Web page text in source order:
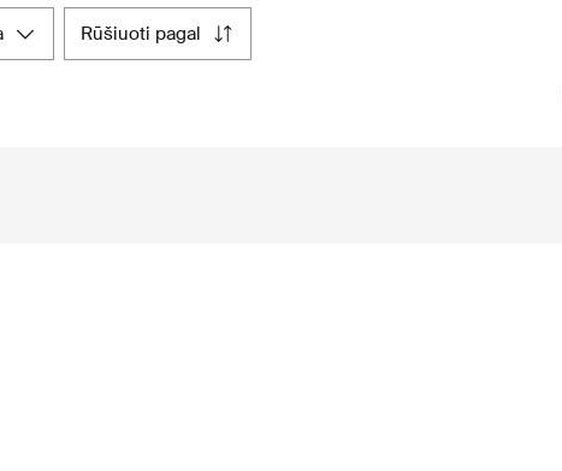
rūšiuoti pagal